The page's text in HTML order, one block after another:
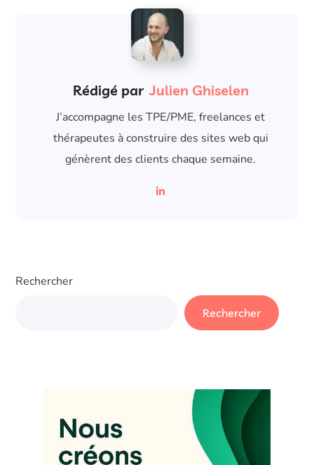
Rédigé par Julien Ghiselen
J’accompagne les TPE/PME, freelances et
thérapeutes à construire des sites web qui
génèrent des clients chaque semaine.
Rechercher
Rechercher